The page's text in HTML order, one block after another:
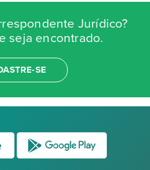
Jurídico?
seja encontrado.
SE